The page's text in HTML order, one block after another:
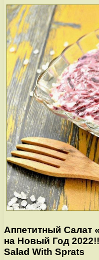
Аппетитный
на Новый Год
Salad With Sprats